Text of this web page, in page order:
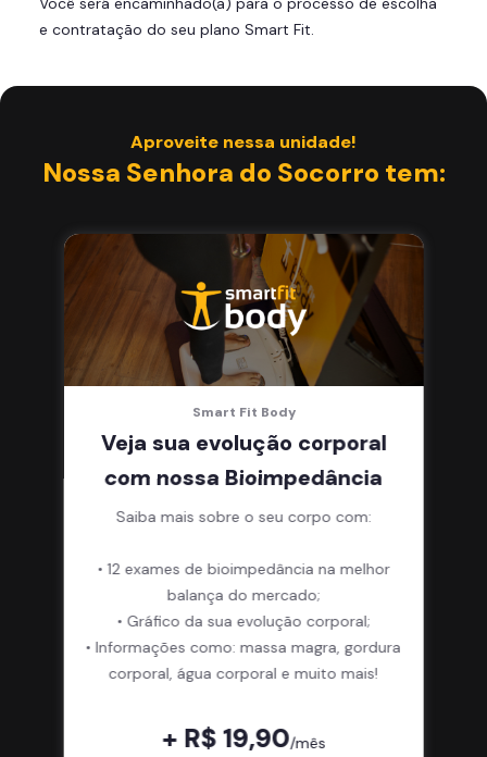
Skeelo App (Audiobook)*
Área de musculação e aeróbicos
e contratação do seu plano Smart Fit.
Aproveite nessa unidade!
Nossa Senhora do Socorro tem:
Smart Fit Body
Veja sua evolução corporal
com nossa Bioimpedância
Saiba mais sobre o seu corpo com:
• 12 exames de bioimpedância na melhor
balança do mercado;
• Gráfico da sua evolução corporal;
• Informações como: massa magra, gordura
corporal, água corporal e muito mais!
+ R$ 19,90/mês